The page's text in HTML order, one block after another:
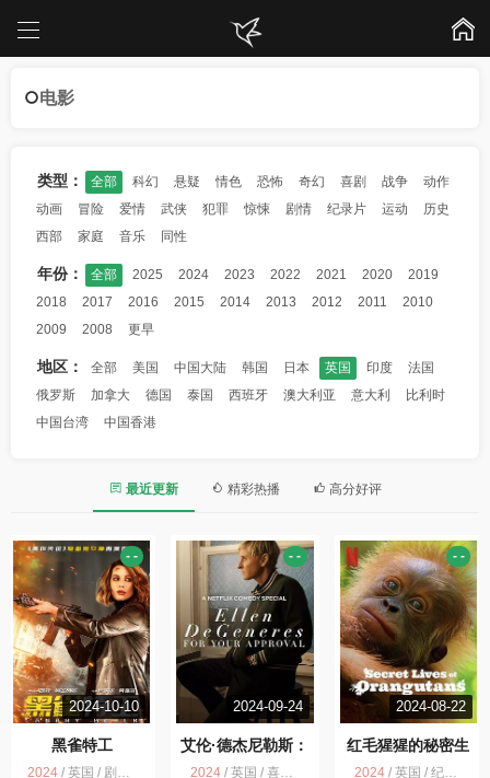
电影
类型： 全部 科幻 悬疑 情色 恐怖 奇幻 喜剧 战争
动作
动画
冒险 爱情 武侠 犯罪 惊悚 剧情 纪录片 运动
历史
西部
家庭 音乐 同性
年份： 全部 2025 2024 2023 2022 2021 2020
2019
2018
2017 2016 2015 2014 2013 2012 2011
2010
2009
2008 更早
地区： 全部 美国 中国大陆 韩国 日本 英国 印度
法国
俄罗斯
加拿大 德国 泰国 西班牙 澳大利亚 意大利
比利时
中国台湾
中国香港
最近更新 精彩热播 高分好评
2024-10-10
黑雀特工
- -
2024 / 英国 / 剧情 动作
2024-09-24
艾伦·德杰尼勒斯：
请你许可
- -
2024 /英国 / 喜剧 脱口秀
2024-08-22
红毛猩猩的秘密生
活
- -
2024/ 英国 / 纪录片